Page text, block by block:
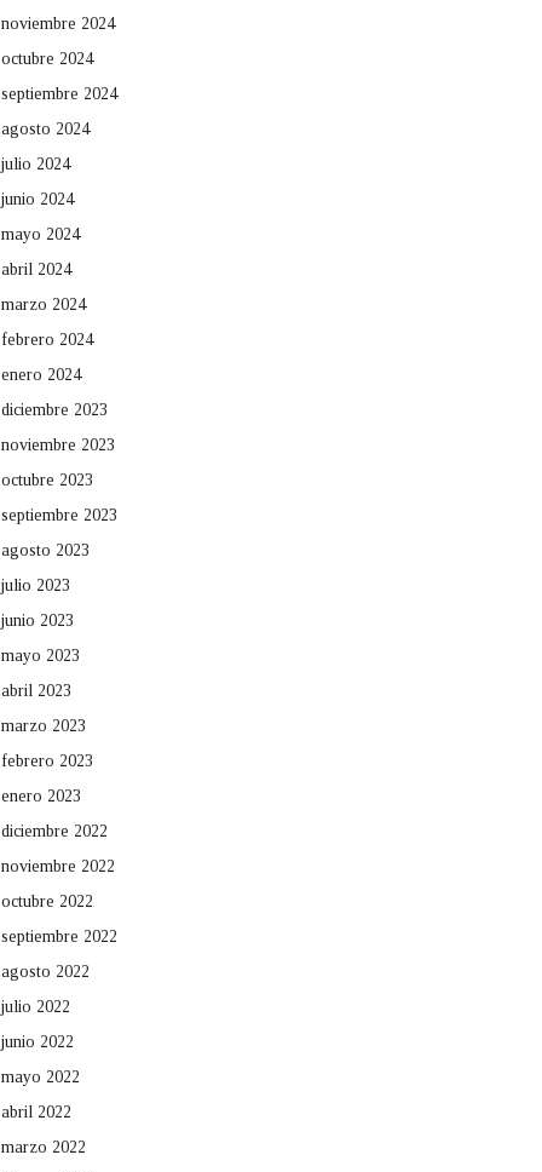
noviembre 2024
octubre 2024
septiembre 2024
agosto 2024
julio 2024
junio 2024
mayo 2024
abril 2024
marzo 2024
febrero 2024
enero 2024
diciembre 2023
noviembre 2023
octubre 2023
septiembre 2023
agosto 2023
julio 2023
junio 2023
mayo 2023
abril 2023
marzo 2023
febrero 2023
enero 2023
diciembre 2022
noviembre 2022
octubre 2022
septiembre 2022
agosto 2022
julio 2022
junio 2022
mayo 2022
abril 2022
marzo 2022